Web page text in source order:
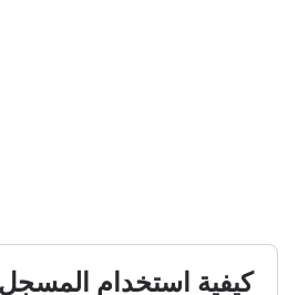
كيفية استخدام